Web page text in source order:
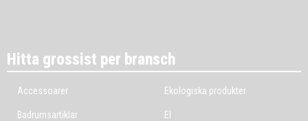
Hitta grossist per bransch
Accessoarer
Badrumsartiklar
Ekologiska produkter
El